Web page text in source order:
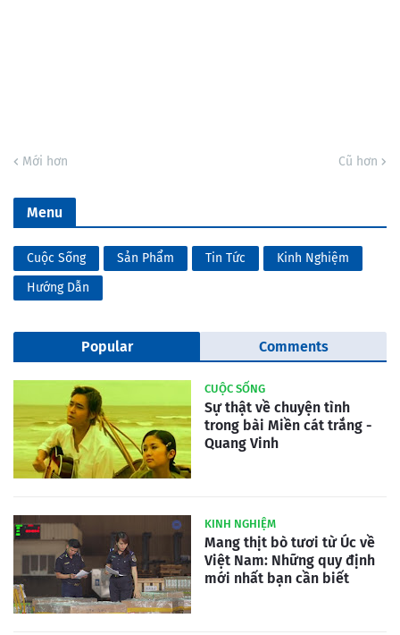
Mới hơn Cũ hơn
Menu
Cuộc Sống Sản Phẩm Tin Tức
Kinh Nghiệm
Hướng Dẫn
Popular Comments
CUỘC SỐNG
Sự thật về chuyện tình
trong bài Miền cát trắng -
Quang Vinh
KINH NGHIỆM
Mang thịt bò tươi từ Úc về
Việt Nam: Những quy định
mới nhất bạn cần biết